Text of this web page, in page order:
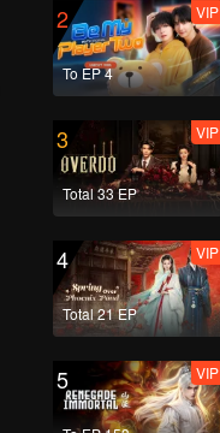
2
To EP 4
VIP
3
Total 33 EP
VIP
4
Total 21 EP
VIP
5 VIP